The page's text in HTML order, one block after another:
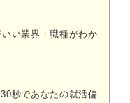
い業界・職種がわか
秒であなたの就活偏